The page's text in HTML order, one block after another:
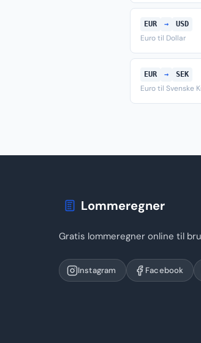
EUR → USD
Euro til Dollar
EUR → SEK
Euro til Svenske
Lommeregner
Gratis lommeregner online til
Instagram Facebook